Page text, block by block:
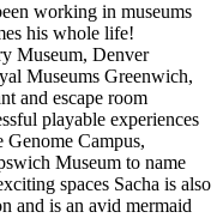
working in museums
his whole life!
Museum, Denver
Museums Greenwich,
and escape room
playable experiences
Campus,
Museum to name
spaces Sacha is also
and is an avid mermaid